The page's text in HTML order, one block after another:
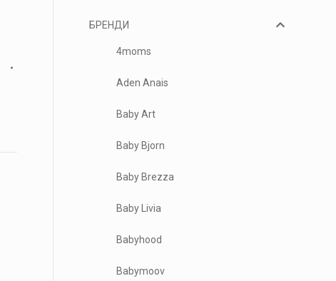
БРЕНДИ
4moms
Aden Anais
Baby Art
Baby Bjorn
Baby Brezza
Baby Livia
Babyhood
Babymoov